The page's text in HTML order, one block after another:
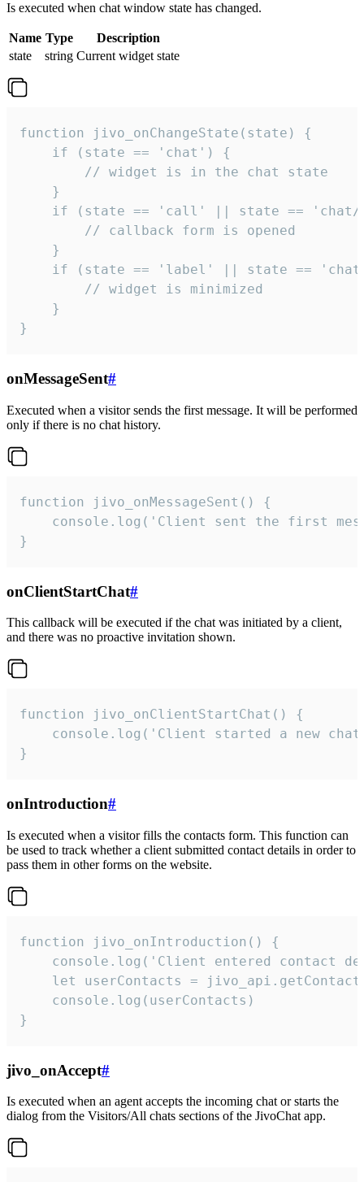
Is executed when chat window state has changed.
Name Type
Description
state
string Current widget state
function jivo_onChangeState(state) {
    if (state == 'chat') {
        // widget is in the chat state
    }
if (state == 'call' || state ==
        // callback form is opened
    }
if (state == 'label' || state ==
        // widget is minimized
    }
}
onMessageSent#
Executed when a visitor sends the first message. It will be performed
only if there is no chat history.
function jivo_onMessageSent() {
console.log('Client sent the first
}
onClientStartChat#
This callback will be executed if the chat was initiated by a client,
and there was no proactive invitation shown.
function jivo_onClientStartChat() {
console.log('Client started a new
}
onIntroduction#
Is executed when a visitor fills the contacts form. This function can
be used to track whether a client submitted contact details in order to
pass them in other forms on the website.
function jivo_onIntroduction() {
console.log('Client entered contact
let userContacts =
    console.log(userContacts)
}
jivo_onAccept#
Is executed when an agent accepts the incoming chat or starts the
dialog from the Visitors/All chats sections of the JivoChat app.